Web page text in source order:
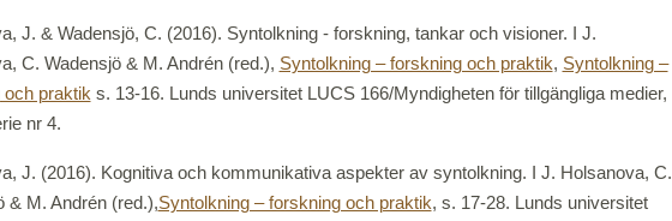
J. & Wadensjö, C. (2016). Syntolkning - forskning, tankar och visioner. I J.
C. Wadensjö & M. Andrén (red.), Syntolkning – forskning och praktik, Syntolkning –
och praktik s. 13-16. Lunds universitet LUCS 166/Myndigheten för tillgängliga medier,
nr 4.
J. (2016). Kognitiva och kommunikativa aspekter av syntolkning. I J. Holsanova, C.
& M. Andrén (red.),Syntolkning – forskning och praktik, s. 17-28. Lunds universitet